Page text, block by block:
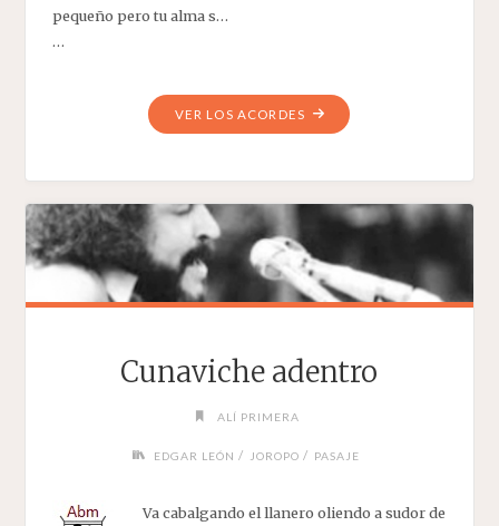
pequeño pero tu alma s…
…
VER LOS ACORDES"CANCIÓN
MANSA
PUEBLO
Cunaviche adentro
ALÍ PRIMERA
EDGAR LEÓN / JOROPO / PASAJE
Va cabalgando el llanero oliendo a sudor de